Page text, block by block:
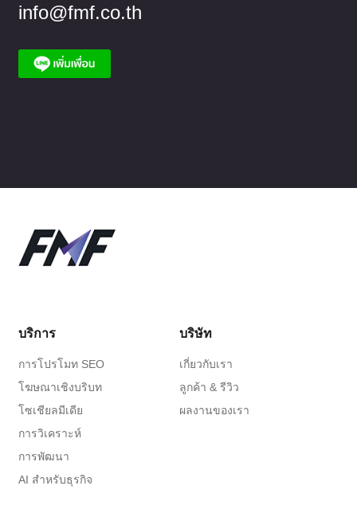
info@fmf.co.th
บริการ
การโปรโมท SEO
โฆษณาเชิงบริบท
โซเชียลมีเดีย
การวิเคราะห์
การพัฒนา
AI สำหรับธุรกิจ
บริษัท
เกี่ยวกับเรา
ลูกค้า & รีวิว
ผลงานของเรา